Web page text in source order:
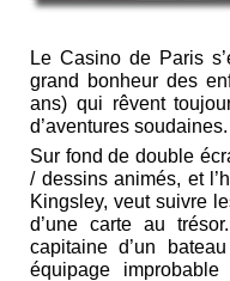
Le Casino de Paris
grand bonheur des
ans) qui rêvent
d’aventures soudaines.
Sur fond de double
/ dessins animés, et
Kingsley, veut suivre
d’une carte au
capitaine d’un
équipage